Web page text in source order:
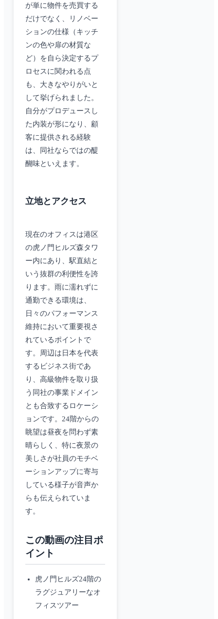
が単に物件を売買する
だけでなく、リノベー
ションの仕様（キッチ
ンの色や扉の材質な
ど）を自ら決定するプ
ロセスに関われる点
も、大きなやりがいと
して挙げられました。
自分がプロデュースし
た内装が形になり、顧
客に提供される経験
は、同社ならではの醍
醐味といえます。
立地とアクセス
現在のオフィスは港区
の虎ノ門ヒルズ森タワ
ー内にあり、駅直結と
いう抜群の利便性を誇
ります。雨に濡れずに
通勤できる環境は、
日々のパフォーマンス
維持において重要視さ
れているポイントで
す。周辺は日本を代表
するビジネス街であ
り、高級物件を取り扱
う同社の事業ドメイン
とも合致するロケーシ
ョンです。24階からの
眺望は昼夜を問わず素
晴らしく、特に夜景の
美しさが社員のモチベ
ーションアップに寄与
している様子が音声か
らも伝えられていま
す。
この動画の注目ポ
イント
虎ノ門ヒルズ24階の
ラグジュアリーなオ
フィスツアー